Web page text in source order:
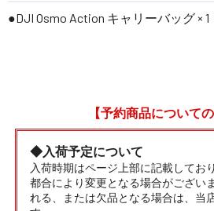
●DJI Osmo Action キャリーバッグ × 1
【予約商品について
◆入荷予定について
入荷時期はページ上部に記載してお
都合により変更となる場合がござい
れる、または欠品となる場合は、当